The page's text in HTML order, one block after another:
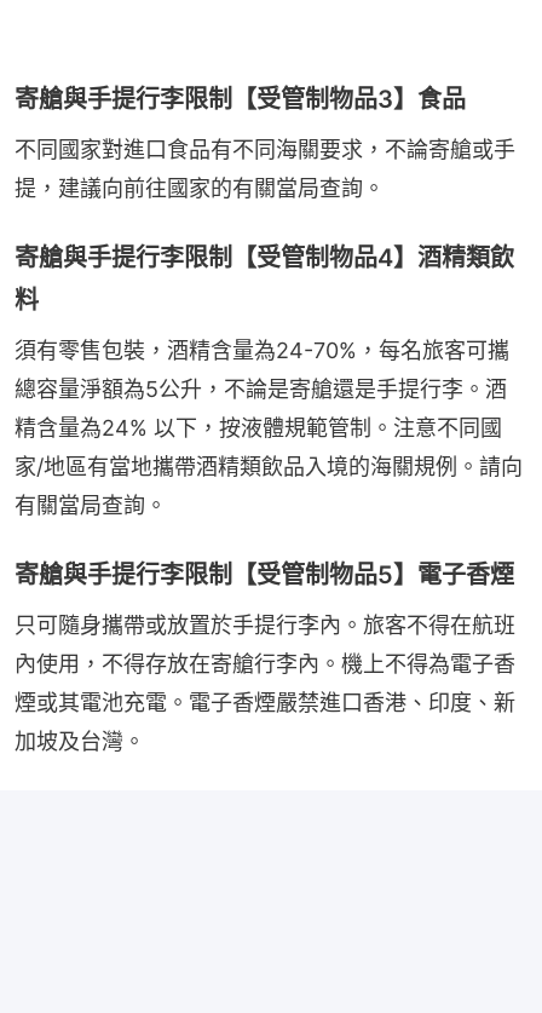
寄艙與手提行李限制【受管制物品3】食品
不同國家對進口食品有不同海關要求，不論寄艙或手
提，建議向前往國家的有關當局查詢。
寄艙與手提行李限制【受管制物品4】酒精類飲
料
須有零售包裝，酒精含量為24-70%，每名旅客可攜
總容量淨額為5公升，不論是寄艙還是手提行李。酒
精含量為24% 以下，按液體規範管制。注意不同國
家/地區有當地攜帶酒精類飲品入境的海關規例。請向
有關當局查詢。
寄艙與手提行李限制【受管制物品5】電子香煙
只可隨身攜帶或放置於手提行李內。旅客不得在航班
內使用，不得存放在寄艙行李內。機上不得為電子香
煙或其電池充電。電子香煙嚴禁進口香港、印度、新
加坡及台灣。